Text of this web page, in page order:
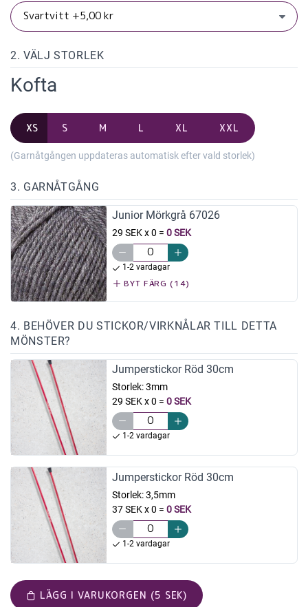
2. VÄLJ STORLEK
Kofta
XS S M L XL XXL
(Garnåtgången uppdateras automatisk efter vald storlek)
3. GARNÅTGÅNG
Junior Mörkgrå 67026
29 SEK x 0 = 0 SEK
1-2 vardagar
BYT FÄRG (14)
4. BEHÖVER DU STICKOR/VIRKNÅLAR TILL DETTA
MÖNSTER?
Jumperstickor Röd 30cm
Storlek:3mm
29 SEK x 0 = 0 SEK
1-2 vardagar
Jumperstickor Röd 30cm
Storlek:3,5mm
37 SEK x 0 = 0 SEK
1-2 vardagar
LÄGG I VARUKORGEN (5 SEK)